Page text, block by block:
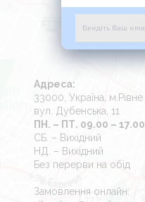
Адреса:
33000, Україна, м.Рівне
вул. Дубенська, 11
ПН. – ПТ. 09.00 – 17.00
СБ. – Вихідний
НД. – Вихідний
Без перерви на обід
Замовлення онлайн: